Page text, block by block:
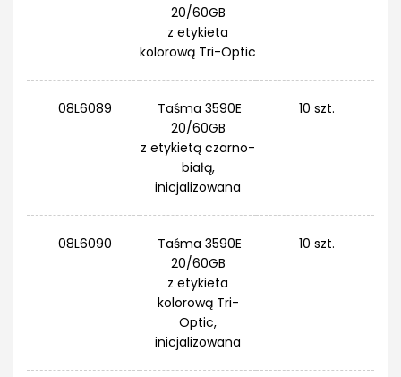
20/60GB
z etykieta
kolorową Tri-Optic
08L6089
Taśma 3590E
20/60GB
z etykietą czarno-
białą,
inicjalizowana
10 szt.
08L6090
Taśma 3590E
20/60GB
z etykieta
kolorową Tri-
Optic,
inicjalizowana
10 szt.